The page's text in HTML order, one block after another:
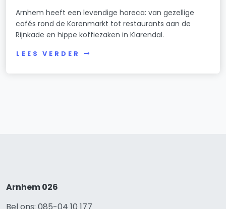
Arnhem heeft een levendige horeca: van gezellige
cafés rond de Korenmarkt tot restaurants aan de
Rijnkade en hippe koffiezaken in Klarendal.
LEES VERDER
Arnhem 026